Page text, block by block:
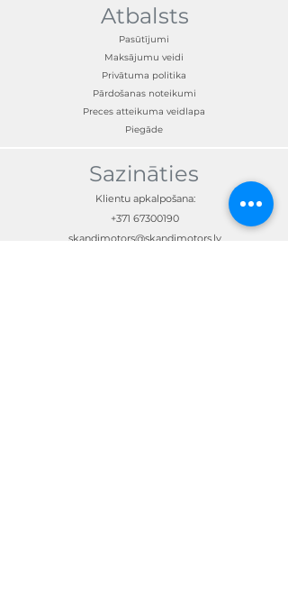
Atbalsts
Pasūtījumi
Maksājumu veidi
Privātuma politika
Pārdošanas noteikumi
Preces atteikuma veidlapa
Piegāde
Sazināties
Klientu apkalpošana:
+371 67300190
skandimotors@skandimotors.lv